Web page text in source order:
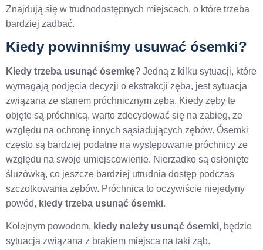
Znajdują się w trudnodostępnych miejscach, o które trzeba
bardziej zadbać.
Kiedy powinniśmy usuwać ósemki?
Kiedy trzeba usunąć ósemkę? Jedną z kilku sytuacji, które
wymagają podjęcia decyzji o ekstrakcji zęba, jest sytuacja
związana ze stanem próchnicznym zęba. Kiedy zęby te
objęte są próchnicą, warto zdecydować się na zabieg, ze
względu na ochronę innych sąsiadujących zębów. Ósemki
często są bardziej podatne na występowanie próchnicy ze
względu na swoje umiejscowienie. Nierzadko są osłonięte
śluzówką, co jeszcze bardziej utrudnia dostęp podczas
szczotkowania zębów. Próchnica to oczywiście niejedyny
powód, kiedy trzeba usunąć ósemki.
Kolejnym powodem, kiedy należy usunąć ósemki, będzie
sytuacja związana z brakiem miejsca na taki ząb.